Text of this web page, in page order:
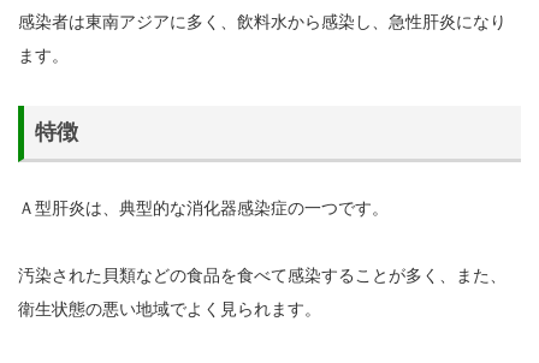
感染者は東南アジアに多く、飲料水から感染し、急性肝炎になり
ます。
特徴
Ａ型肝炎は、典型的な消化器感染症の一つです。
汚染された貝類などの食品を食べて感染することが多く、また、
衛生状態の悪い地域でよく見られます。